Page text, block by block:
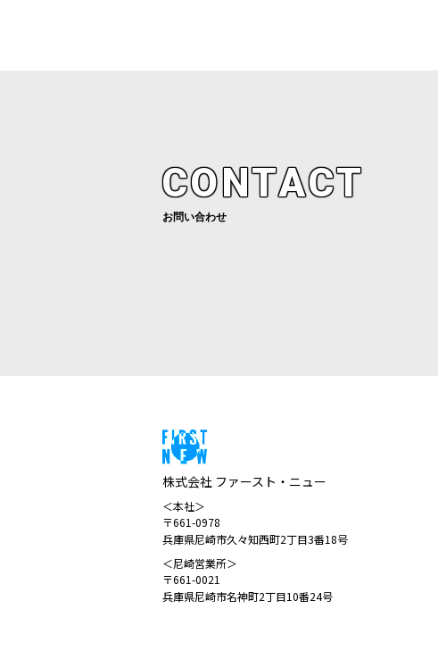
CONTACT
お問い合わせ
株式会社 ファースト・ニュー
＜本社＞
〒661-0978
兵庫県尼崎市久々知西町2丁目3番18号
＜尼崎営業所＞
〒661-0021
兵庫県尼崎市名神町2丁目10番24号